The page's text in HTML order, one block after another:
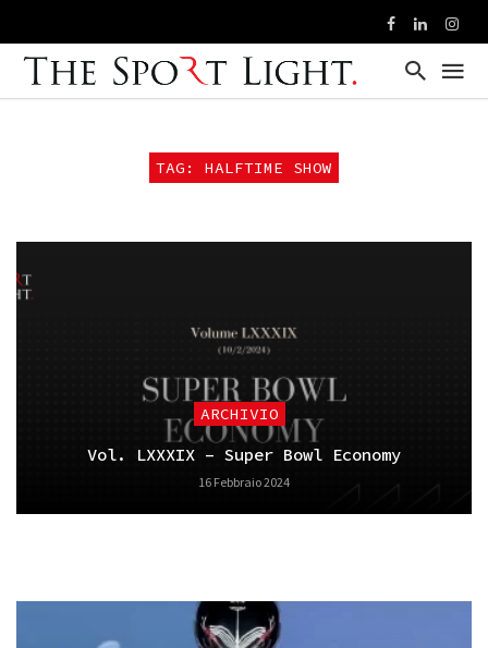
TAG: HALFTIME SHOW
ARCHIVIO
Vol. LXXXIX – Super Bowl Economy
16 Febbraio 2024